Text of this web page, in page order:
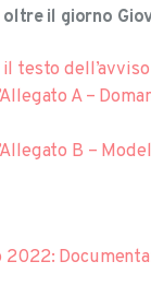
oltre il giorno
il testo dell’avviso
A –
B –
2022: